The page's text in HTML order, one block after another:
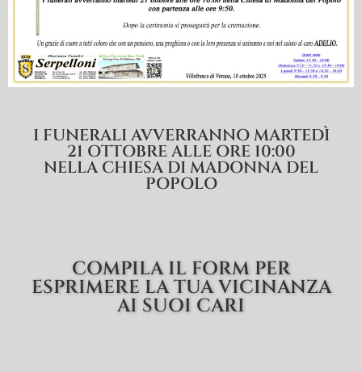
I FUNERALI AVVERRANNO MARTEDÌ
21 OTTOBRE ALLE ORE 10:00
NELLA CHIESA DI MADONNA DEL
POPOLO
COMPILA IL FORM PER
ESPRIMERE LA TUA VICINANZA
AI SUOI CARI